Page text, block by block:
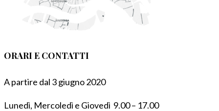
ORARI E CONTATTI
A partire dal 3 giugno 2020
Lunedì, Mercoledì e Giovedì 9.00 – 17.00